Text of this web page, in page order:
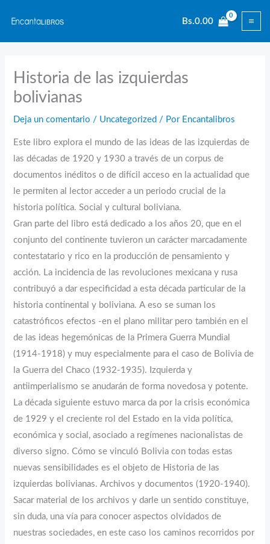
contenido
Bs.0.00
Historia de las izquierdas
bolivianas
Deja un comentario / Uncategorized / Por Encantalibros
Este libro explora el mundo de las ideas de las izquierdas de
las décadas de 1920 y 1930 a través de un corpus de
documentos inéditos o de difícil acceso en la actualidad que
le permiten al lector acceder a un periodo crucial de la
historia política. Social y cultural boliviana.
Gran parte del libro está dedicado a los años 20, que en el
conjunto del continente tuvieron un carácter marcadamente
contestatario y rico en la producción de pensamiento y
acción. La incidencia de las revoluciones mexicana y rusa
contribuyó a dar especificidad a esta década particular de la
historia continental y boliviana. A eso se suman los
catastróficos efectos -en el plano militar pero también en el
de las ideas hegemónicas de la Primera Guerra Mundial
(1914-1918) y muy especialmente para el caso de Bolivia de
la Guerra del Chaco (1932-1935). Izquierda y
antiimperialismo se anudarán de forma novedosa y potente.
La década siguiente estuvo marca da por la crisis económica
de 1929 y el creciente rol del Estado en la vida política,
económica y social, asociado a regímenes nacionalistas de
diverso signo. Cómo se vinculó Bolivia con todas estas
nuevas sensibilidades es el objeto de Historia de las
izquierdas bolivianas. Archivos y documentos (1920-1940).
Sacar material de los archivos y darle un sentido constituye,
sin duda, una vía para conocer aspectos olvidados de
nuestras sociedades, en este caso los caminos recorridos por